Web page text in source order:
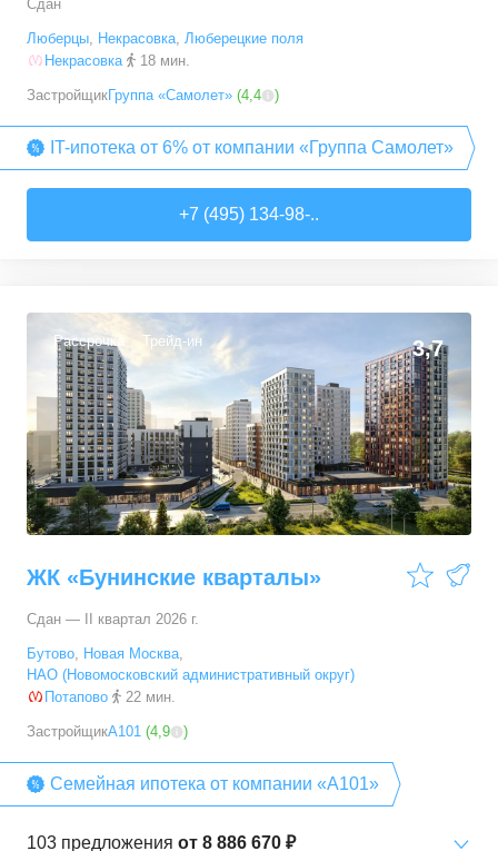
Сдан
Люберцы, Некрасовка, Люберецкие поля
Некрасовка
18 мин.
ЗастройщикГруппа «Самолет» (4,4 )
IT-ипотека от 6% от компании «Группа Самолет»
+7 (495) 134-98-..
Рассрочка Трейд-ин 3,7
ЖК «Бунинские кварталы»
Сдан — II квартал 2026 г.
Бутово, Новая Москва,
НАО (Новомосковский административный округ)
Потапово
22 мин.
ЗастройщикА101 (4,9 )
Семейная ипотека от компании «А101»
103 предложения от 8 886 670 ₽